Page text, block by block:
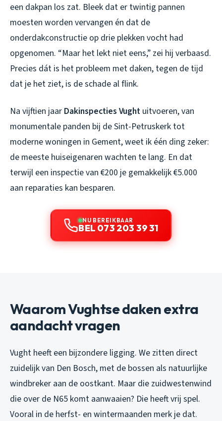
een dakpan los zat. Bleek dat er twintig pannen
moesten worden vervangen én dat de
onderdakconstructie op drie plekken vocht had
opgenomen. “Maar het lekt niet eens,” zei hij verbaasd.
Precies dát is het probleem met daken, tegen de tijd
dat je het ziet, is de schade al flink.
Na vijftien jaar Dakinspecties Vught uitvoeren, van
monumentale panden bij de Sint-Petruskerk tot
moderne woningen in Gement, weet ik één ding zeker:
de meeste huiseigenaren wachten te lang. En dat
terwijl een inspectie van €200 je gemakkelijk €5.000
aan reparaties kan besparen.
NU BEREIKBAAR
BEL 073 203 39 31
Waarom Vughtse daken extra
aandacht vragen
Vught heeft een bijzondere ligging. We zitten direct
zuidelijk van Den Bosch, met de bossen als natuurlijke
windbreker aan de oostkant. Maar die zuidwestenwind
die over de N65 komt aanwaaien? Die heeft vrij spel.
Vooral in de herfst- en wintermaanden merk je dat.